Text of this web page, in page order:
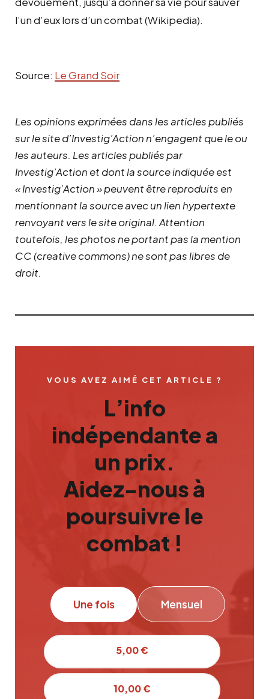
l’un d’eux lors d’un combat (Wikipedia).
Source: Le Grand Soir
Les opinions exprimées dans les articles publiés
sur le site d’Investig’Action n’engagent que le ou
les auteurs. Les articles publiés par
Investig’Action et dont la source indiquée est
« Investig’Action » peuvent être reproduits en
mentionnant la source avec un lien hypertexte
renvoyant vers le site original. Attention
toutefois, les photos ne portant pas la mention
CC (creative commons) ne sont pas libres de
droit.
VOUS AVEZ AIMÉ CET ARTICLE ?
L’info
indépendante a
un prix.
Aidez-nous à
poursuivre le
combat !
Une fois Mensuel
5,00 €
10,00 €